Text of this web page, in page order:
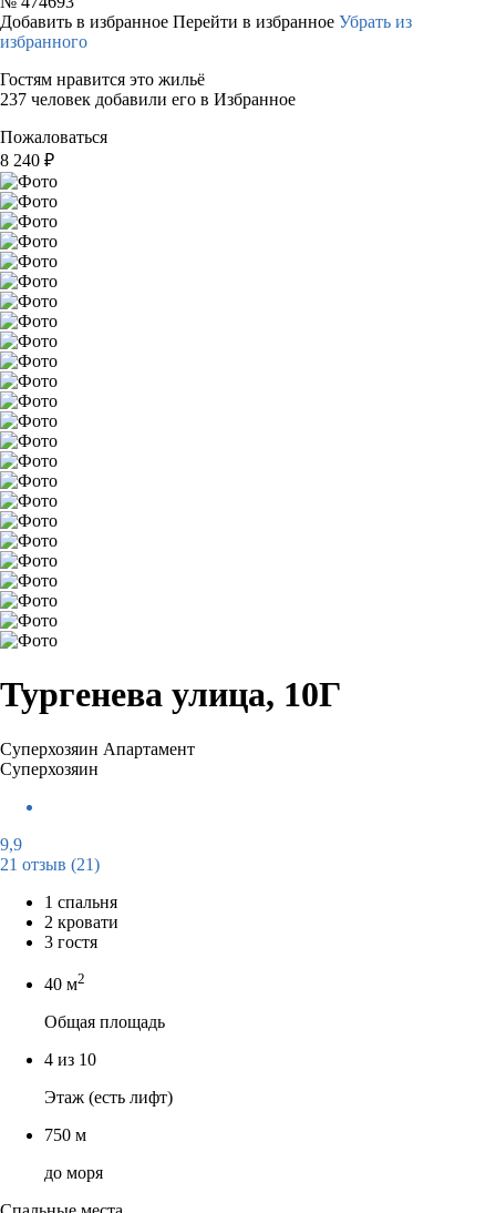
Добавить в избранное Перейти в избранное Убрать из
избранного
Гостям нравится это жильё
237 человек добавили его в Избранное
Пожаловаться
8 240 ₽
Тургенева улица, 10Г
Суперхозяин Апартамент
Суперхозяин
9,9
21 отзыв (21)
1 спальня
2 кровати
3 гостя
40 м2
Общая площадь
4 из 10
Этаж (есть лифт)
750 м
до моря